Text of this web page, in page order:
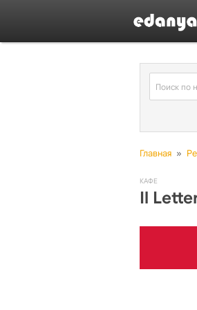
Главная »
КАФЕ
Il